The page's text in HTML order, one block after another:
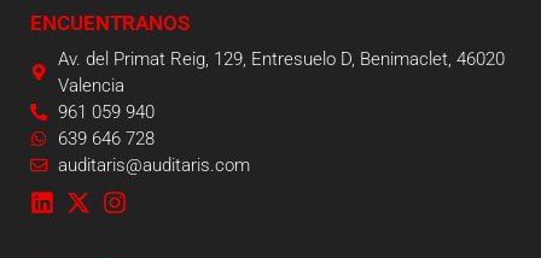
ENCUENTRANOS
Av. del Primat Reig, 129, Entresuelo D, Benimaclet, 46020
Valencia
961 059 940
639 646 728
auditaris@auditaris.com